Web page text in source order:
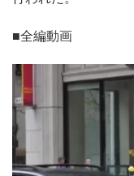
■全編動画